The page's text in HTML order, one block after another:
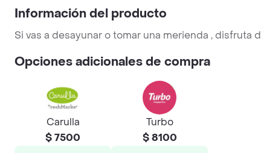
Información del producto
Si vas a desayunar o tomar una merienda ,
Opciones adicionales de compra
Carulla
$ 7500
Turbo
$ 8100